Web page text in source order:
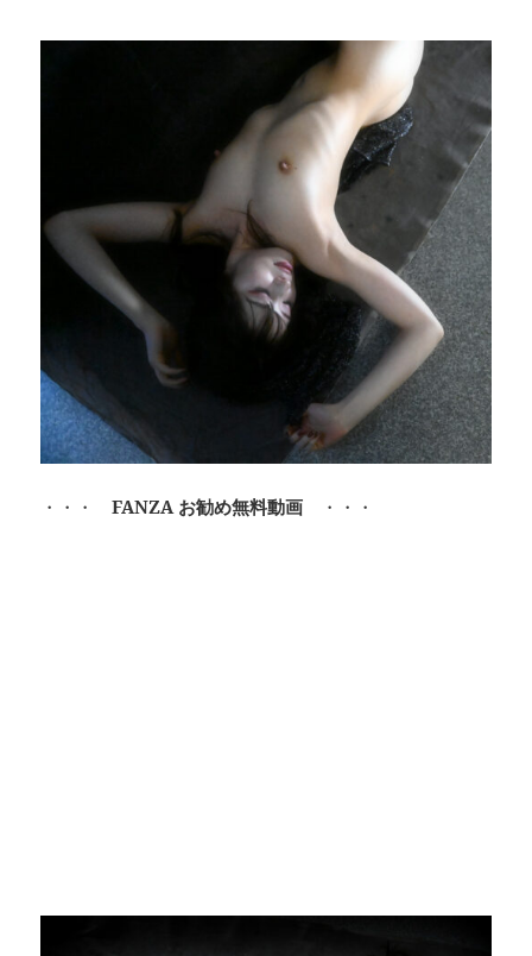
・・・FANZA お勧め無料動画 ・・・